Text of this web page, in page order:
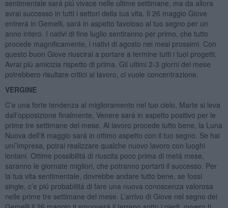
sentimentale sará piú vivace nelle ultime settimane, ma da allora
avrai successo in tutti i settori della tua vita. Il 26 maggio Giove
entrerá in Gemelli, sará in aspetto favoloso al tuo segno per un
anno intero. I nativi di fine luglio sentiranno per primo, che tutto
procede magnificamente, i nativi di agosto nei mesi prossimi. Con
questo buon Giove riuscirai a portare a termine tutti i tuoi progetti.
Avrai piú amicizia rispetto di prima. Gli ultimi 2-3 giorni del mese
potrebbero risultare critici al lavoro, ci vuole concentrazione.
VERGINE
C’e una forte tendenza al miglioramento nel tuo cielo, Marte si leva
dall’opposizione finalmente, Venere sará in aspetto positivo per le
prime tre settimane del mese. Al lavoro procede tutto bene, la Luna
Nuova dell’8 maggio sará in ottimo aspetto con il tuo segno. Se hai
uní’impresa, potrai realizzare qualche nuovo lavoro con luoghi
lontani. Ottime possibilitá di riuscita poco prima di metá mese,
saranno le giornate migliori, che potranno portarti il successo. Per
la tua vita sentimentale, dovrebbe andare tutto bene, se fossi
single, c’e piú probabilitá di fare una nuova conoscenza valorosa
nelle prime tre settimane del mese. L’arrivo di Giove nel segno dei